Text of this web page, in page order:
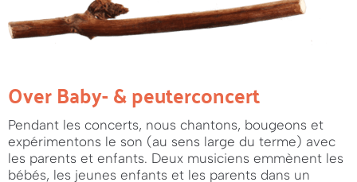
Over Baby- & peuterconcert
Pendant les concerts, nous chantons, bougeons et
expérimentons le son (au sens large du terme) avec
les parents et enfants. Deux musiciens emmènent les
bébés, les jeunes enfants et les parents dans un